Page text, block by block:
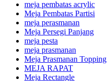
meja pembatas acrylic
Meja Pembatas Partisi
meja perasmanan
Meja Persegi Panjang
meja pesta
meja prasmanan
Meja Prasmanan Topping
MEJA RAPAT
Meja Rectangle